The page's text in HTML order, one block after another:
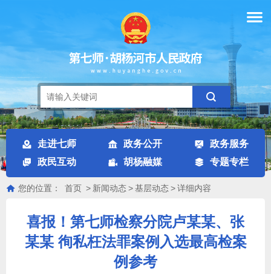
走进七师 政务公开
政务服务
政民互动
胡杨融媒 专题专栏
您的位置： 首页 > 新闻动态>基层动态>详细内容
喜报！第七师检察分院卢某某、张
某某 徇私枉法罪案例入选最高检案
例参考